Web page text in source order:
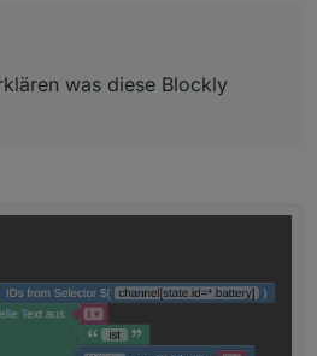
was diese Blockly